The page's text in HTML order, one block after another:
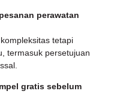
perawatan
tetapi
termasuk persetujuan
gratis sebelum